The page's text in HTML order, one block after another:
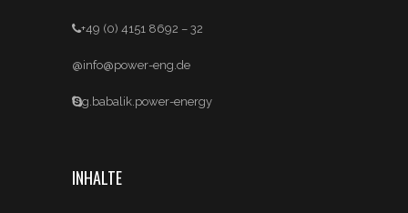
+49 (0) 4151 8692 – 32
@info@power-eng.de
g.babalik.power-energy
INHALTE